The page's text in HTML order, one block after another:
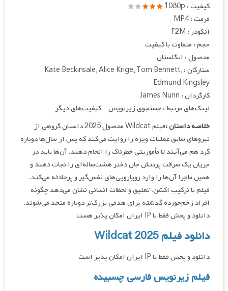
کیفیت : 1080p
فرمت : MP4
انکودر : F2M
حجم : متفاوت با کیفیت
محصول : انگلستان
ستارگان : Kate Beckinsale, Alice Krige, Tom Bennett,
Edmund Kingsley
کارگردان : James Nunn
لینک‌های مرتبط : جستجوی زیرنویس – کیفیت‌های دیگر
خلاصه داستان :
فیلم Wildcat محصول 2025 داستان گروهی از
نیروهای سابق عملیات ویژه را روایت می‌کند که پس از سال‌ها دوباره
گرد هم می‌آیند تا مأموریتی خطرناک را انجام دهند. آن‌ها باید در
جریان یک سرقت پرتنش جان دختر هشت‌ساله‌ای را نجات دهند و
همین ماجرا آن‌ها را وارد رویارویی‌های نفس‌گیر و پرحادثه می‌کند.
فیلم با ترکیب اکشن، تعلیق و لحظات انسانی نشان می‌دهد چگونه
افراد زخم‌خورده گذشته برای هدفی بزرگ‌تر دوباره متحد می‌شوند.
دانلود و پخش فقط با IP ایران امکان پذیر هست
دانلود فیلم Wildcat 2025
دانلود و پخش فقط با IP ایران امکان پذیر است
فیلم زیرنویس فارسی چسبیده